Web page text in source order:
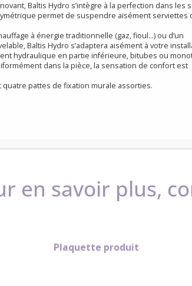
mono-collecteur, idéal pour suspendre
innovant, Baltis Hydro s’intègre à la
asymétrique permet de suspendre aisément
chauffage à énergie traditionnelle (gaz, fioul…)
Baltis Hydro s’adaptera aisément à
en savoir plus,
Plaquette produit